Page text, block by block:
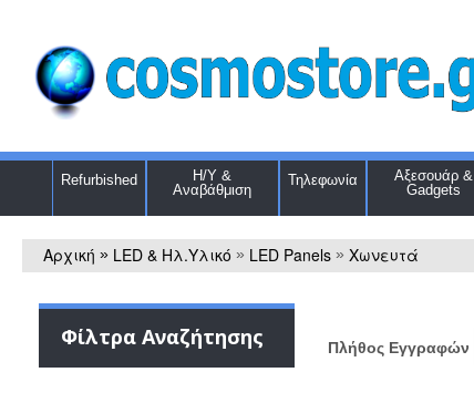
Refurbished
Η/Υ &
Αναβάθμιση
Τηλεφωνία
Αξεσουάρ &
Gadgets
Αρχική » LED & Ηλ.Υλικό » LED Panels » Χωνευτά
Φίλτρα Αναζήτησης Πλήθος Εγγραφών